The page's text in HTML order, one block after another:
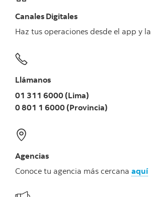
Canales Digitales
Haz tus operaciones desde el app y la
Llámanos
01 311 6000 (Lima)
0 801 1 6000 (Provincia)
Agencias
Conoce tu agencia más cercana aquí